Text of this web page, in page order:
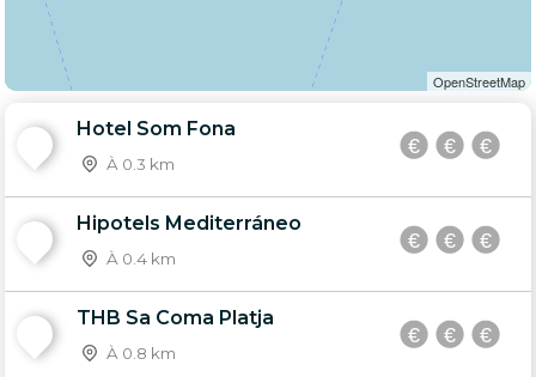
OpenStreetMap
Hotel Som Fona
À 0.3 km
Hipotels Mediterráneo
À 0.4 km
THB Sa Coma Platja
À 0.8 km